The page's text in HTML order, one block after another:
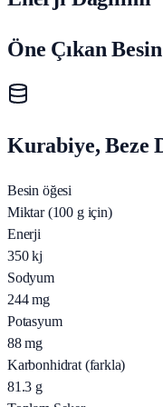
Öne Çıkan
Kurabiye, Beze
Besin öğesi
Miktar (100 g için)
Enerji
350 kj
Sodyum
244 mg
Potasyum
88 mg
Karbonhidrat (farkla)
81.3 g